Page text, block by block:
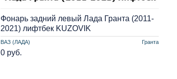
ВАЗ (ЛАДА) Гранта
Фонарь задний левый Лада Гранта (2011-
2021) лифтбек KUZOVIK
0 руб.